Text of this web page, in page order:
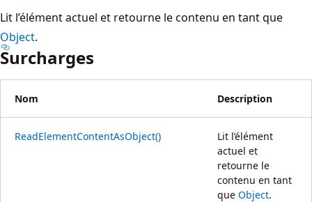
Lit l’élément actuel et retourne le contenu en tant que
Object.
Surcharges
Nom Description
ReadElementContentAsObject()
Lit l’élément
actuel et
retourne le
contenu en tant
que Object.